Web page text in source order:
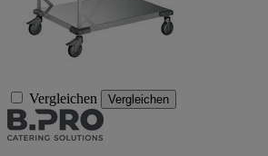
Vergleichen Vergleichen